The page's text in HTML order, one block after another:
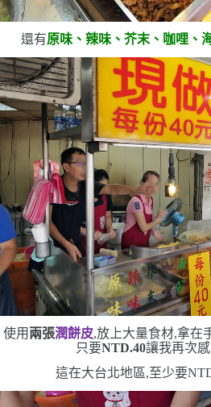
還有原味、辣味、芥末、咖哩、
使用 兩張潤餅皮,放上大量食材,拿在
只要NTD.40讓我再次
這在大台北地區,至少要